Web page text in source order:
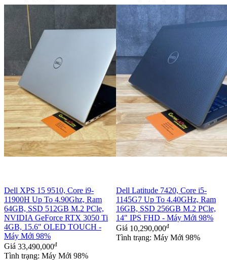
Dell XPS 15 9510, Core i9-
11900H Up To 4.90Ghz, Ram
64GB, SSD 512GB M.2 PCle,
NVIDIA GeForce RTX 3050 Ti
4GB, 15.6" OLED TOUCH -
Máy Mới 98%
Giá 33,490,000đ
Tình trạng: Máy Mới 98%
Dell Latitude 7420, Core i5-
1145G7 Up To 4.40GHz, Ram
16GB, SSD 256GB M.2 PCle,
14" IPS FHD - Máy Mới 98%
Giá 10,290,000đ
Tình trạng: Máy Mới 98%